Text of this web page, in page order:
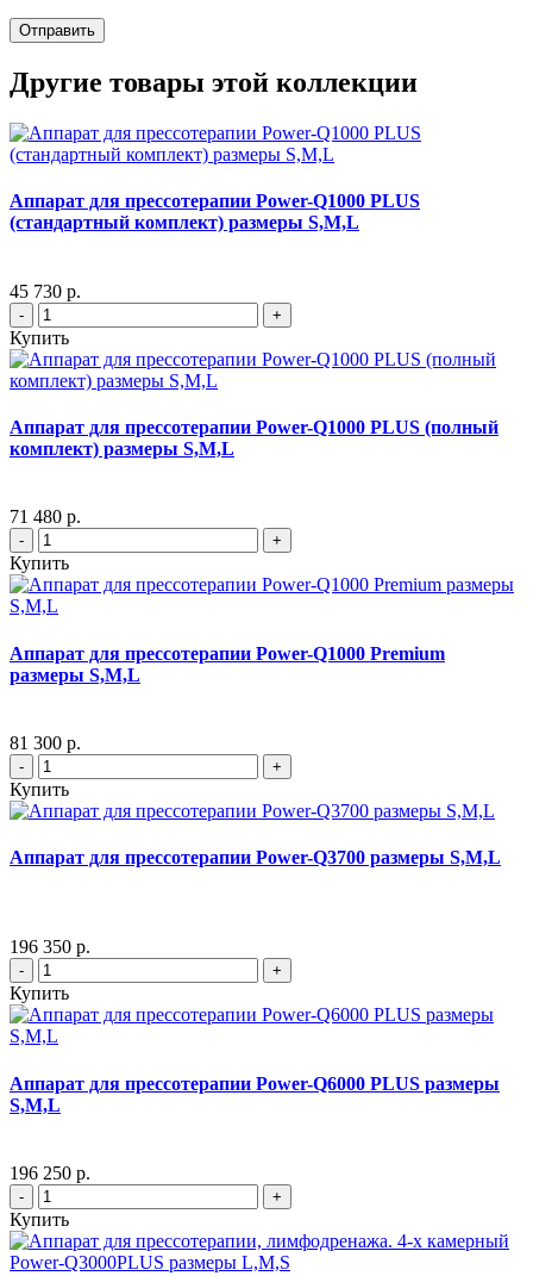
Отправить
Другие товары этой коллекции
Аппарат для прессотерапии Power-Q1000 PLUS
(стандартный комплект) размеры S,M,L
45 730 р.
- +
Купить
Аппарат для прессотерапии Power-Q1000 PLUS (полный
комплект) размеры S,M,L
71 480 р.
- +
Купить
Аппарат для прессотерапии Power-Q1000 Premium
размеры S,M,L
81 300 р.
- +
Купить
Аппарат для прессотерапии Power-Q3700 размеры S,M,L
196 350 р.
- +
Купить
Аппарат для прессотерапии Power-Q6000 PLUS размеры
S,M,L
196 250 р.
- +
Купить